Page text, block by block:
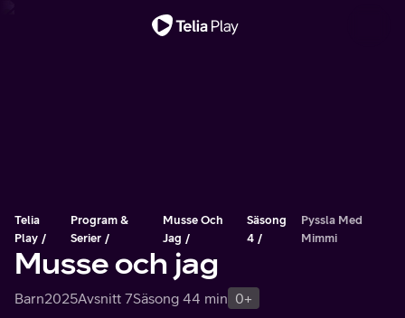
Telia
Play
Program &
Serier
Musse Och
Jag
Säsong
4
Pyssla Med
Mimmi
Musse och jag
Barn2025Avsnitt 7Säsong 44 min 0+